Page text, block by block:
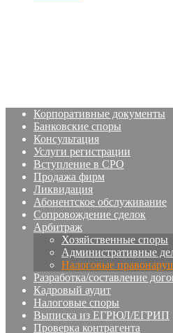
Корпоративные документы
Банковские споры
Консультация
Услуги регистрации
Вступление в СРО
Продажа фирм
Ликвидация
Абонентское обслуживание
Сопровождение сделок
Арбитраж
Хозяйственные споры
Административные
Налоговые
Разработка/составление
Кадровый аудит
Налоговые споры
Выписка из ЕГРЮЛ/ЕГРИП
Проверка контрагента